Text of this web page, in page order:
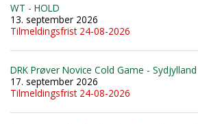
WT - HOLD
13. september 2026
Tilmeldingsfrist 24-08-2026
DRK Prøver Novice Cold Game - Sydjylland
17. september 2026
Tilmeldingsfrist 24-08-2026